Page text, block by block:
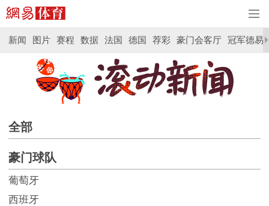
新闻 图片 赛程 数据 法国 德国 荐彩 豪门会客厅 冠军德易
全部
豪门球队
葡萄牙
西班牙